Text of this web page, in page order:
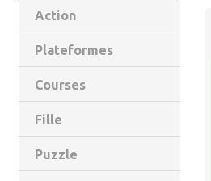
Action
Plateformes
Courses
Fille
Puzzle